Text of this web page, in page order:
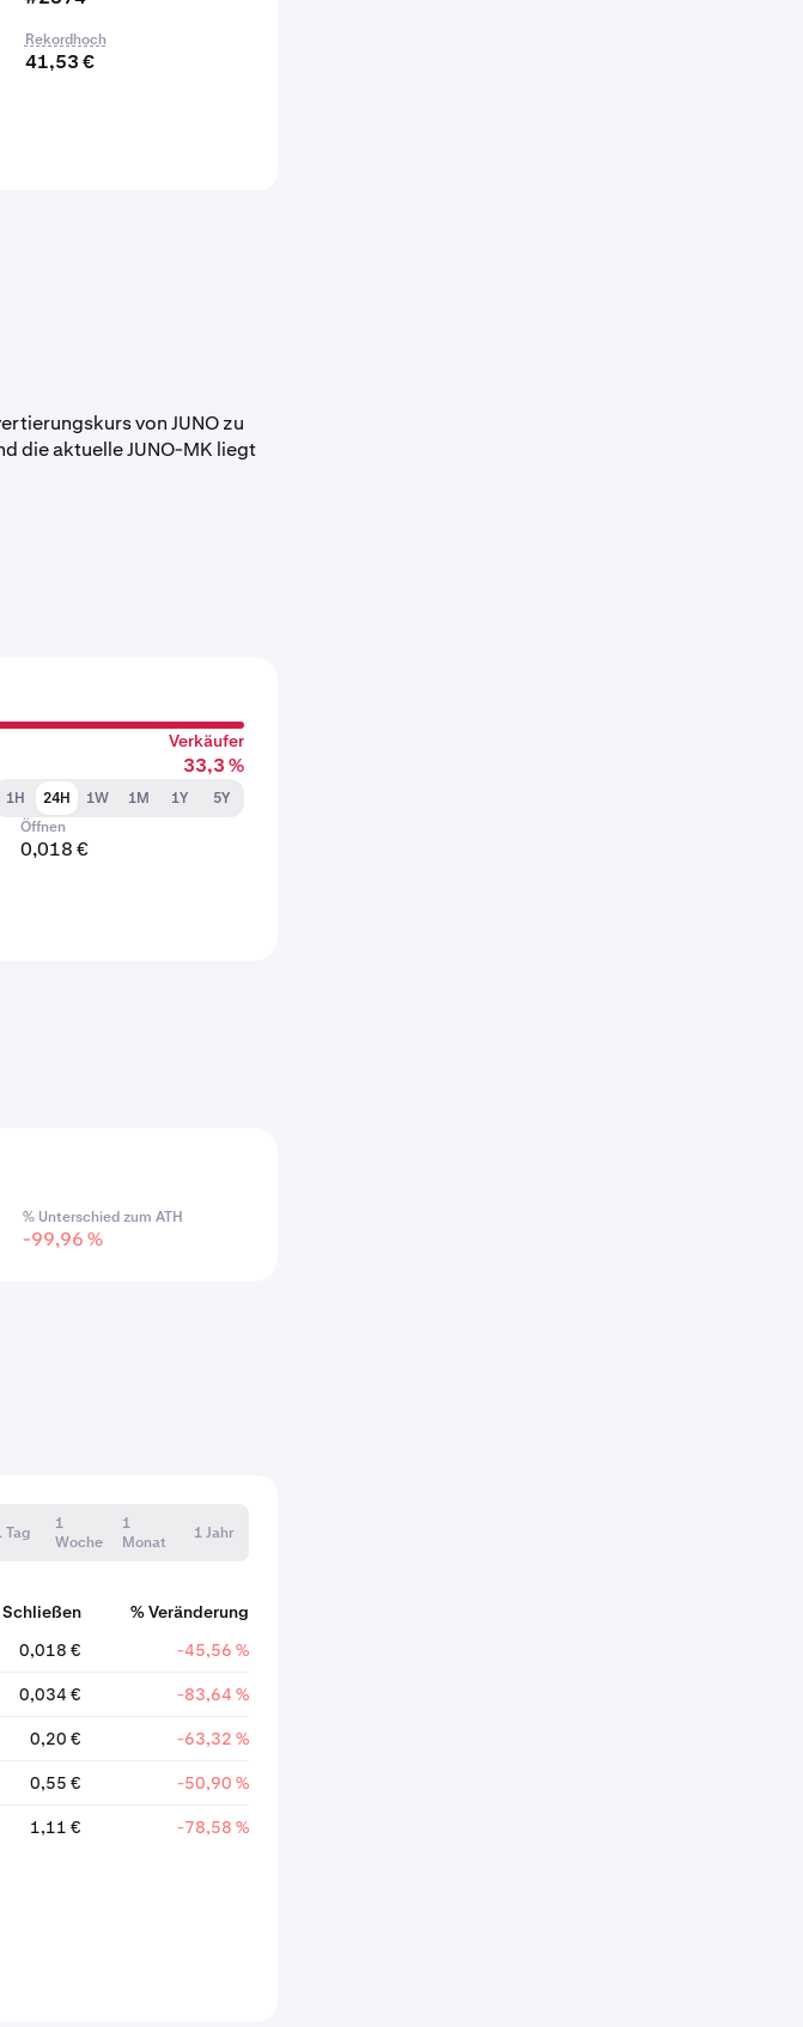
Rekordhoch
41,53 €
von JUNO zu
die aktuelle JUNO-MK liegt
Verkäufer
33,3 %
1H 24H 1W 1M 1Y
5Y
Öffnen
0,018 €
% Unterschied zum ATH
-99,96 %
Tag
1
Woche
1
Monat
1 Jahr
Schließen
% Veränderung
0,018 € -45,56 %
0,034 € -83,64 %
0,20 € -63,32 %
0,55 € -50,90 %
1,11 € -78,58 %